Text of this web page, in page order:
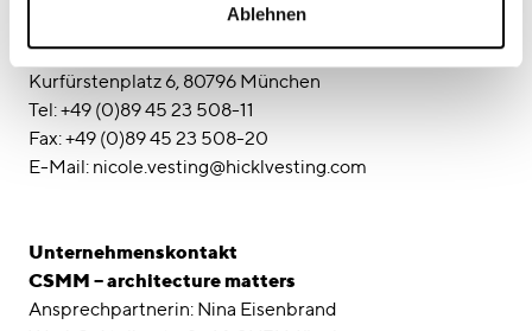
Ablehnen
Ansprechpartner: Nicole Vesting
Kurfürstenplatz 6, 80796 München
Tel: +49 (0)89 45 23 508-11
Fax: +49 (0)89 45 23 508-20
E-Mail: nicole.vesting@hicklvesting.com
Unternehmenskontakt
CSMM – architecture matters
Ansprechpartnerin: Nina Eisenbrand